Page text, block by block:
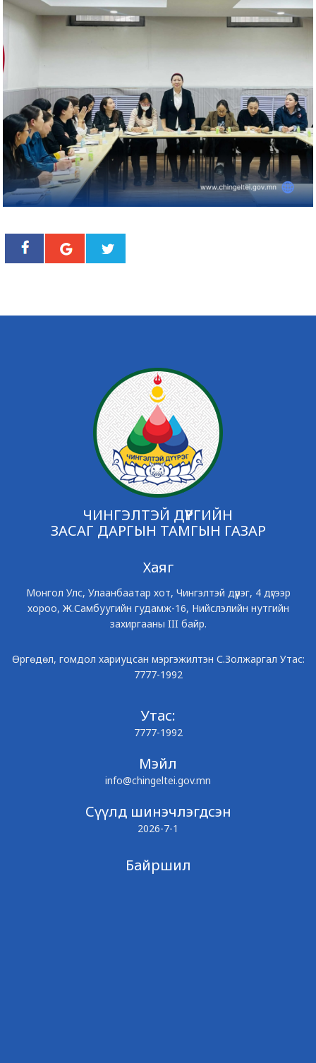
ЧИНГЭЛТЭЙ ДҮҮРГИЙН
ЗАСАГ ДАРГЫН ТАМГЫН ГАЗАР
Хаяг
Монгол Улс, Улаанбаатар хот, Чингэлтэй дүүрэг, 4 дүгээр
хороо, Ж.Самбуугийн гудамж-16, Нийслэлийн нутгийн
захиргааны III байр.
Өргөдөл, гомдол хариуцсан мэргэжилтэн С.Золжаргал Утас:
7777-1992
Утас:
7777-1992
Мэйл
info@chingeltei.gov.mn
Сүүлд шинэчлэгдсэн
2026-7-1
Байршил